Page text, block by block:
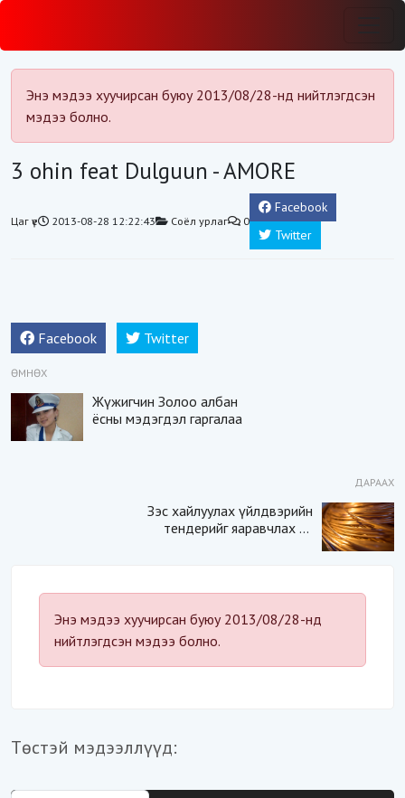
Энэ мэдээ хуучирсан буюу 2013/08/28-нд нийтлэгдсэн
мэдээ болно.
3 ohin feat Dulguun - AMORE
Цаг үе 2013-08-28 12:22:43 Соёл урлаг 0
Facebook
Twitter
Facebook Twitter
ӨМНӨХ
Жүжигчин Золоо албан
ёсны мэдэгдэл гаргалаа
ДАРААХ
Зэс хайлуулах үйлдвэрийн
тендерийг яаравчлах нь
Энэ мэдээ хуучирсан буюу 2013/08/28-нд
нийтлэгдсэн мэдээ болно.
Төстэй мэдээллүүд: